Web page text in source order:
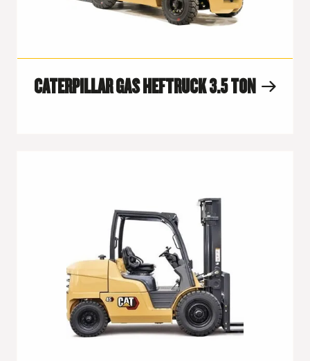
CATERPILLAR GAS HEFTRUCK 3.5 TON